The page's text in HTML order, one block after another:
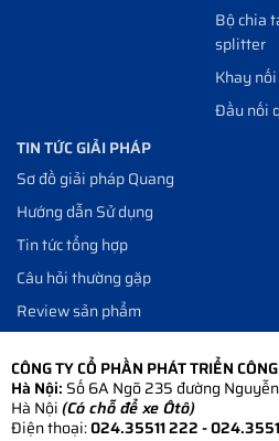
Bộ chia
splitter
Khay
Đầu nối
TIN TỨC GIẢI PHÁP
Sơ đồ giải pháp Quang
Hướng dẫn Sử dụng
Tin tức tổng hợp
Câu hỏi thường gặp
Review sản phẩm
CÔNG TY CỔ PHẦN PHÁT TRIỂN
Hà Nội: Số 6A Ngõ 235 đường
Hà Nội(Có chỗ để xe Ôtô)
Điện thoại:024.35511 222 -